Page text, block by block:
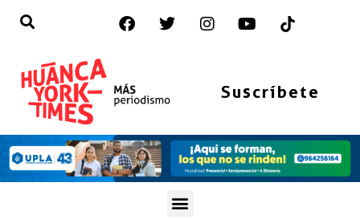
Suscríbete